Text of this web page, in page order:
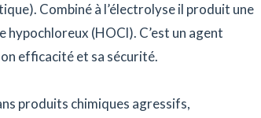
Combiné à l’électrolyse il produit une
hypochloreux (HOCl). C’est un agent
efficacité et sa sécurité.
produits chimiques agressifs,